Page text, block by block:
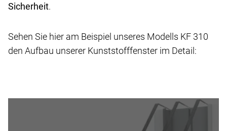
Sicherheit.
Sehen Sie hier am Beispiel unseres Modells KF 310
den Aufbau unserer Kunststofffenster im Detail: